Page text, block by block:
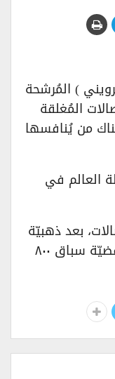
) المُرشحة
المُغلقة
من يُنافسها
العالم في
بعد ذهبيّة
سباق ١٥٠٠ متر في عام ٢٠٢٤ ، وفضيّة سباق ٨٠٠